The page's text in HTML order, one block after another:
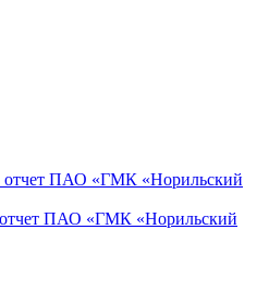
отчет ПАО «ГМК «Норильский
ПАО «ГМК «Норильский